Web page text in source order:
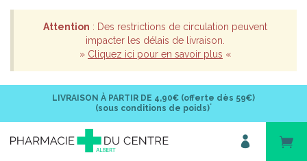
Attention : Des restrictions de circulation peuvent
impacter les délais de livraison.
» Cliquez ici pour en savoir plus «
LIVRAISON À PARTIR DE 4,90€ (offerte dès 59€)
(sous conditions de poids)*